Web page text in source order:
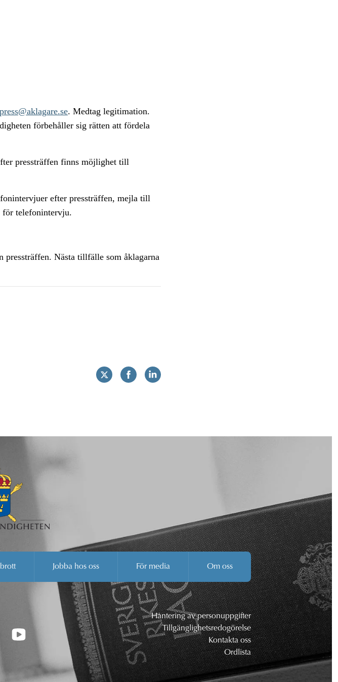
press@aklagare.se. Medtag legitimation.
förbehåller sig rätten att fördela
pressträffen finns möjlighet till
efter pressträffen, mejla till
telefonintervju.
Nästa tillfälle som åklagarna
Jobba hos oss För media Om oss
Hantering av personuppgifter
Tillgänglighetsredogörelse
Kontakta oss
Ordlista